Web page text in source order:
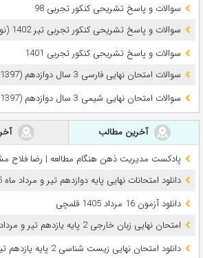
سوالات و پاسخ تشریحی کنکور تجربی 98
سوالات و پاسخ تشریحی کنکور تجربی تیر 1402 (نوبت دوم)
سوالات و پاسخ تشریحی کنکور تجربی 1401
سوالات امتحان نهایی فارسی 3 سال دوازدهم (1397 تا 1405)
سوالات امتحان نهایی شیمی 3 سال دوازدهم (1397 تا 1405)
آخرین مطالب
پادکست مدیریت ذهن هنگام مطالعه | رضا فلاح
دانلود امتحانات نهایی پایه دوازدهم تیر و مرداد ماه 1405
دانلود آزمون 16 مرداد 1405 قلمچی
امتحان نهایی زبان خارجی 2 پایه یازدهم تیر و مرداد 1405 + فایل صوتی
دانلود امتحان نهایی زیست شناسی 2 پایه یازدهم تیر 1405 + پاسخ